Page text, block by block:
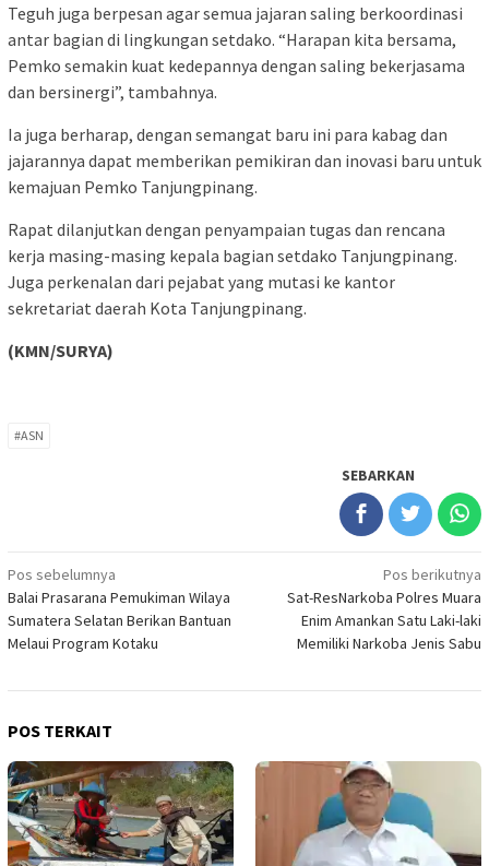
Teguh juga berpesan agar semua jajaran saling berkoordinasi
antar bagian di lingkungan setdako. “Harapan kita bersama,
Pemko semakin kuat kedepannya dengan saling bekerjasama
dan bersinergi”, tambahnya.
Ia juga berharap, dengan semangat baru ini para kabag dan
jajarannya dapat memberikan pemikiran dan inovasi baru untuk
kemajuan Pemko Tanjungpinang.
Rapat dilanjutkan dengan penyampaian tugas dan rencana
kerja masing-masing kepala bagian setdako Tanjungpinang.
Juga perkenalan dari pejabat yang mutasi ke kantor
sekretariat daerah Kota Tanjungpinang.
(KMN/SURYA)
#ASN
SEBARKAN
Navigasi
pos
Pos sebelumnya
Balai Prasarana Pemukiman Wilaya
Sumatera Selatan Berikan Bantuan
Melaui Program Kotaku
Pos berikutnya
Sat-ResNarkoba Polres Muara
Enim Amankan Satu Laki-laki
Memiliki Narkoba Jenis Sabu
POS TERKAIT